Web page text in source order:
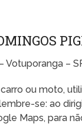
Votuporanga –
ou moto,
se: ao
Maps, para